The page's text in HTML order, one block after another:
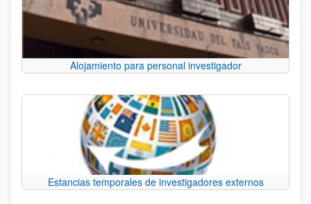
Alojamiento para personal investigador
Estancias temporales de investigadores externos